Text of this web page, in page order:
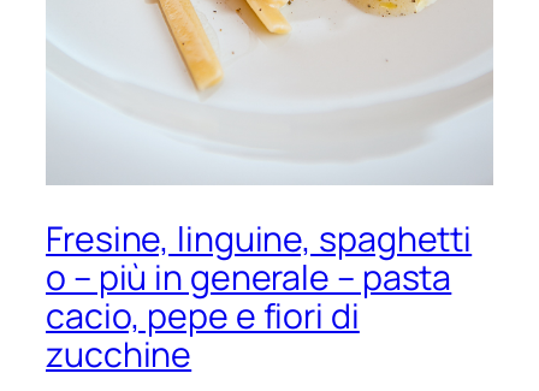
Fresine, linguine, spaghetti
o – più in generale – pasta
cacio, pepe e fiori di
zucchine